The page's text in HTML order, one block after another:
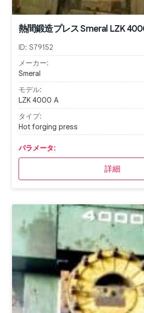
熱間鍛造プレス Smeral LZK
ID: S79152
メーカー:
Smeral
モデル:
LZK 4000 A
タイプ:
Hot forging press
パラメータ:
詳細